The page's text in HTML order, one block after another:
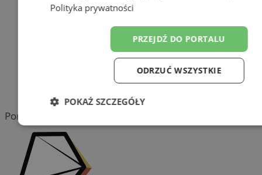
reklama
Tworzenie stron www -
Wodzisław Śląski
Portal należy do sieci
Polityka prywatności
PRZEJDŹ DO PORTALU
ODRZUĆ WSZYSTKIE
POKAŻ SZCZEGÓŁY
Niezbędne Wydajność
Funkcjonalność